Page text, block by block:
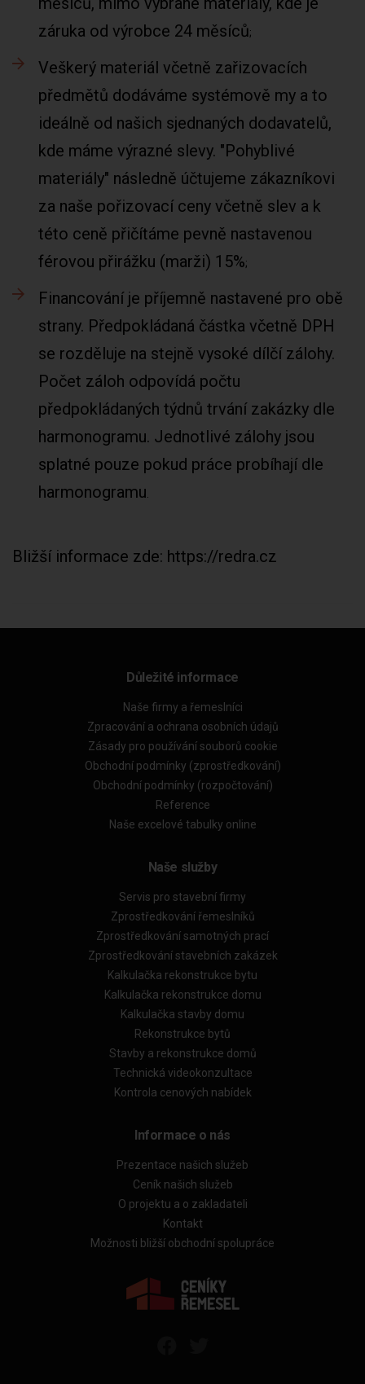
záruka od výrobce 24 měsíců
Veškerý materiál včetně zařizovacích
předmětů dodáváme systémově my a to
ideálně od našich sjednaných dodavatelů,
kde máme výrazné slevy. "Pohyblivé
materiály" následně účtujeme zákazníkovi
za naše pořizovací ceny včetně slev a k
této ceně přičítáme pevně nastavenou
férovou přirážku (marži) 15%
Financování je příjemně nastavené pro obě
strany. Předpokládaná částka včetně DPH
se rozděluje na stejně vysoké dílčí zálohy.
Počet záloh odpovídá počtu
předpokládaných týdnů trvání zakázky dle
harmonogramu. Jednotlivé zálohy jsou
splatné pouze pokud práce probíhají dle
harmonogramu
Bližší informace zde: https://redra.cz
Důležité informace
Naše firmy a řemeslníci
Zpracování a ochrana osobních údajů
Zásady pro používání souborů cookie
Obchodní podmínky (zprostředkování)
Obchodní podmínky (rozpočtování)
Reference
Naše excelové tabulky online
Naše služby
Servis pro stavební firmy
Zprostředkování řemeslníků
Zprostředkování samotných prací
Zprostředkování stavebních zakázek
Kalkulačka rekonstrukce bytu
Kalkulačka rekonstrukce domu
Kalkulačka stavby domu
Rekonstrukce bytů
Stavby a rekonstrukce domů
Technická videokonzultace
Kontrola cenových nabídek
Informace o nás
Prezentace našich služeb
Ceník našich služeb
O projektu a o zakladateli
Kontakt
Možnosti bližší obchodní spolupráce